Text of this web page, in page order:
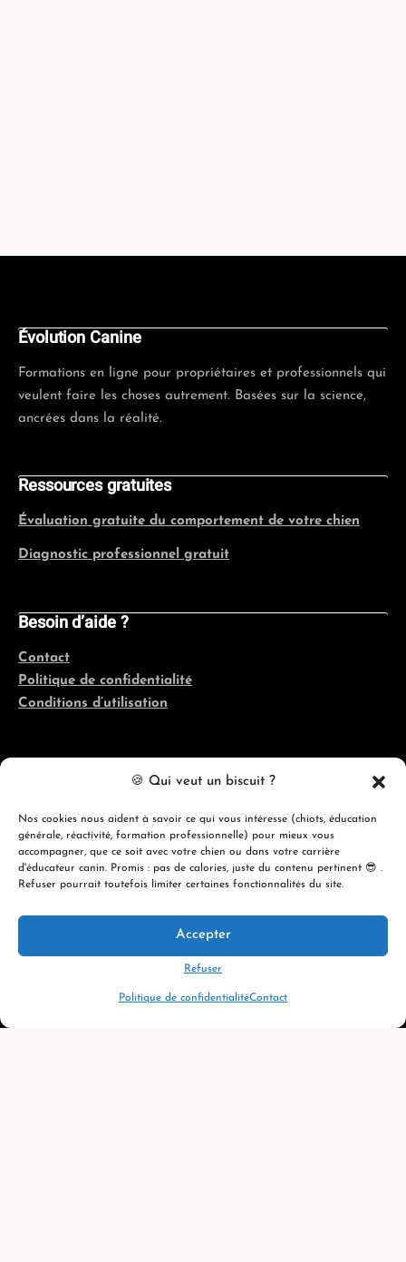
🍪 Qui veut un biscuit ?
Nos cookies nous aident à savoir ce qui vous intéresse (chiots, éducation
générale, réactivité, formation professionnelle) pour mieux vous
accompagner, que ce soit avec votre chien ou dans votre carrière
d'éducateur canin. Promis : pas de calories, juste du contenu pertinent 😎 .
Refuser pourrait toutefois limiter certaines fonctionnalités du site.
Accepter
Refuser
Politique de confidentialitéContact
Évolution Canine
Formations en ligne pour propriétaires et professionnels qui
veulent faire les choses autrement. Basées sur la science,
ancrées dans la réalité.
Ressources gratuites
Évaluation gratuite du comportement de votre chien
Diagnostic professionnel gratuit
Besoin d’aide ?
Contact
Politique de confidentialité
Conditions d’utilisation
info@evolutioncanine.ca
© 2026 ÉVOLUTION CANINE ACADÉMIE